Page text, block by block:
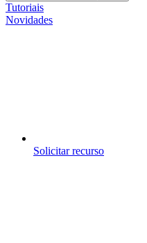
Tutoriais
Novidades
Solicitar recurso